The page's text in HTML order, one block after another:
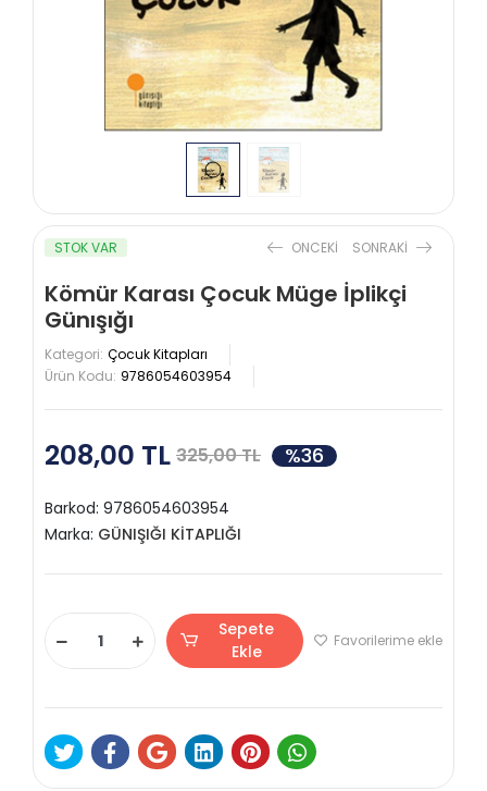
STOK VAR ONCEKI SONRAKI
Kömür Karası Çocuk Müge İplikçi
Günışığı
Kategori: Çocuk Kitapları
Ürün Kodu: 9786054603954
208,00 TL 325,00 TL %36
Barkod: 9786054603954
Marka: GÜNIŞIĞI KİTAPLIĞI
Sepete
Ekle
Favorilerime ekle